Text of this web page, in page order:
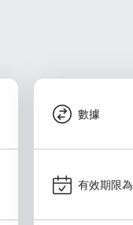
數據
有效期限為